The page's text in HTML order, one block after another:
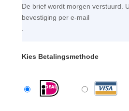
De brief wordt morgen verstuurd.
bevestiging per e-mail
.
Kies Betalingsmethode